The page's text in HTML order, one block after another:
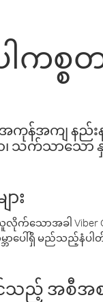
ကစ္စ
န်အကျ နည်းန
၊ သက်သာသော
း
သောအခါ
ဘာပေါ်ရှိ မည်သည့်နံပ
သည့် အစီအစ